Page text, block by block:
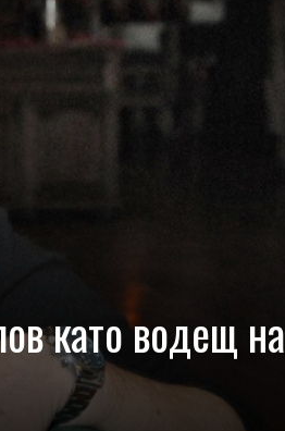
като водещ на